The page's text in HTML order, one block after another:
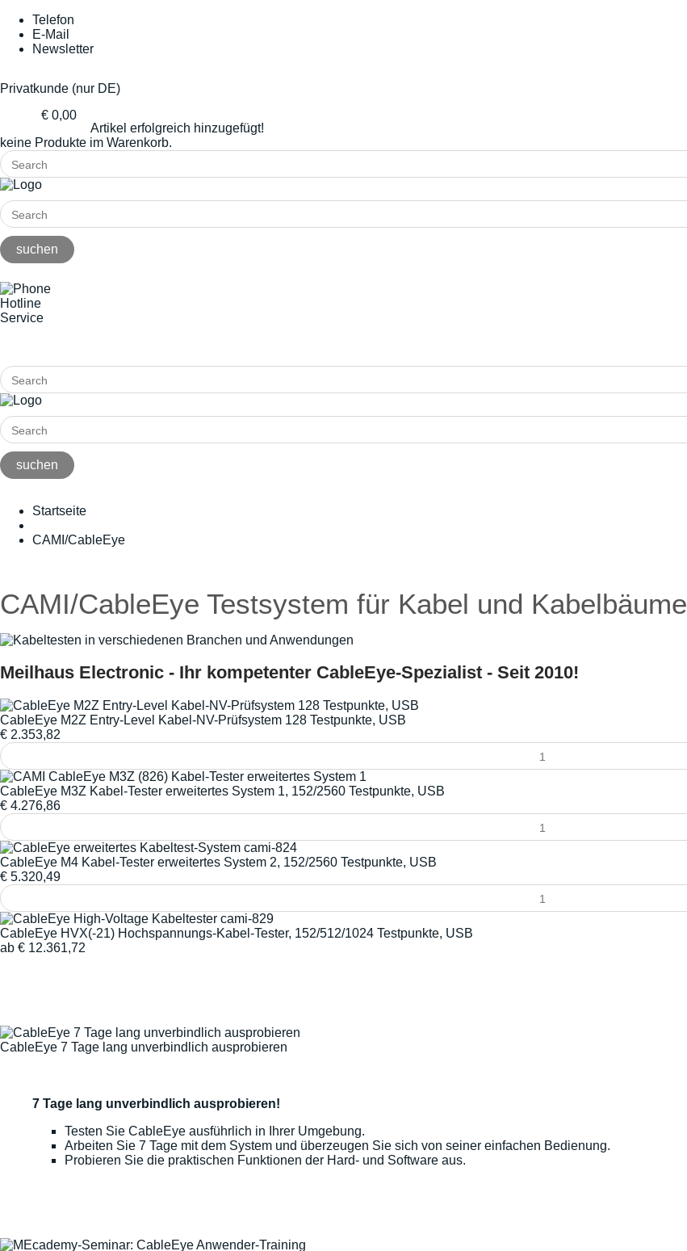
Telefon
E-Mail
Newsletter
Privatkunde (nur DE)
€ 0,00
Artikel erfolgreich hinzugefügt!
keine Produkte im Warenkorb.
Hotline
Service
Startseite
CAMI/CableEye
CAMI/CableEye Testsystem für Kabel und Kabelbäume
Meilhaus Electronic - Ihr kompetenter CableEye-Spezialist - Seit 2010!
CableEye M2Z Entry-Level Kabel-NV-Prüfsystem 128 Testpunkte, USB
€ 2.353,82
CableEye M3Z Kabel-Tester erweitertes System 1, 152/2560 Testpunkte, USB
€ 4.276,86
CableEye M4 Kabel-Tester erweitertes System 2, 152/2560 Testpunkte, USB
€ 5.320,49
CableEye HVX(-21) Hochspannungs-Kabel-Tester, 152/512/1024 Testpunkte, USB
ab € 12.361,72
CableEye 7 Tage lang unverbindlich ausprobieren
7 Tage lang unverbindlich ausprobieren!
Testen Sie CableEye ausführlich in Ihrer Umgebung.
Arbeiten Sie 7 Tage mit dem System und überzeugen Sie sich von seiner einfachen Bedienung.
Probieren Sie die praktischen Funktionen der Hard- und Software aus.